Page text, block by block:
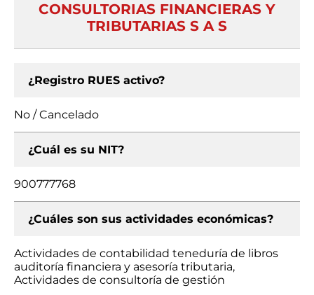
CONSULTORIAS FINANCIERAS Y
TRIBUTARIAS S A S
¿Registro RUES activo?
No / Cancelado
¿Cuál es su NIT?
900777768
¿Cuáles son sus actividades económicas?
Actividades de contabilidad teneduría de libros
auditoría financiera y asesoría tributaria,
Actividades de consultoría de gestión